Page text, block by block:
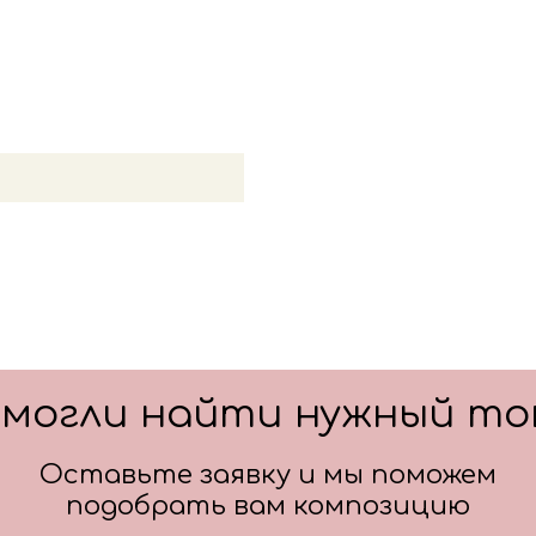
найти нужный
Оставьте заявку и мы поможем
подобрать вам композицию